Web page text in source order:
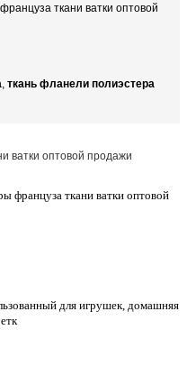
ткани ватки оптовой
, ткань фланели полиэстера
ватки оптовой продажи
француза ткани ватки оптовой
для игрушек, домашняя